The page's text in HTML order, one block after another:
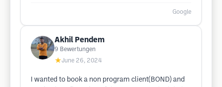
Google
Akhil Pendem
9 Bewertungen
★June 26, 2024
I wanted to book a non program client(BOND) and